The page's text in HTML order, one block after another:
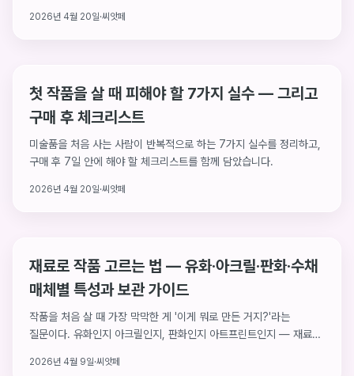
2026년 4월 20일·씨앗페
첫 작품을 살 때 피해야 할 7가지 실수 — 그리고
구매 후 체크리스트
미술품을 처음 사는 사람이 반복적으로 하는 7가지 실수를 정리하고,
구매 후 7일 안에 해야 할 체크리스트를 함께 담았습니다.
2026년 4월 20일·씨앗페
재료로 작품 고르는 법 — 유화·아크릴·판화·수채
매체별 특성과 보관 가이드
작품을 처음 살 때 가장 막막한 게 '이게 뭐로 만든 거지?'라는
질문이다. 유화인지 아크릴인지, 판화인지 아트프린트인지 — 재료를
카테고리별로 나눠 각 재료의 특징과 내 취향에 맞는 선택법을
2026년 4월 9일·씨앗페